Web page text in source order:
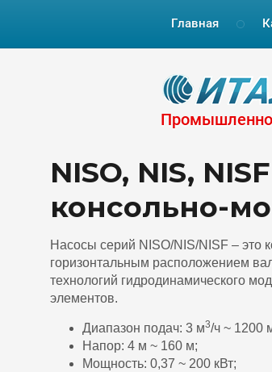
Главная
NISO, NIS,
консольно-
Насосы серий NISO/NIS/NISF – это
горизонтальным расположением
технологий гидродинамического
элементов.
Диапазон подач: 3 м3/ч ~ 1200
Напор: 4 м ~ 160 м;
Мощность: 0,37 ~ 200 кВт;